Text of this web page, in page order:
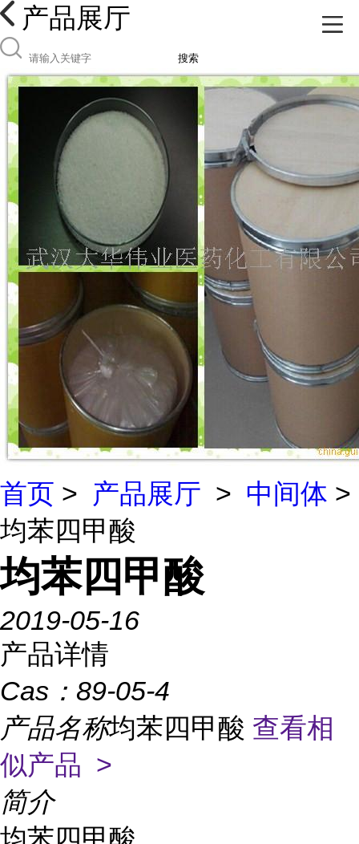
产品展厅
搜索
首页 > 产品展厅 > 中间体 >
均苯四甲酸
均苯四甲酸
2019-05-16
产品详情
Cas： 89-05-4
产品名称均苯四甲酸 查看相
似产品 >
简介